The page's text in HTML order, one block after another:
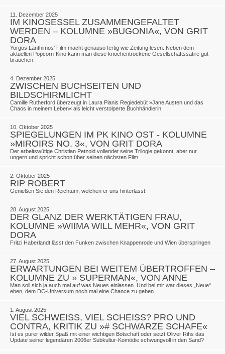
11. Dezember 2025
IM KINOSESSEL ZUSAMMENGEFALTET
WERDEN – KOLUMNE »BUGONIA«, VON GRIT
DORA
Yorgos Lanthimos’ Film macht genauso fertig wie Zeitung ­lesen. Neben dem
aktuellen Popcorn-Kino kann man diese knochentrockene Gesellschaftssatire gut
brauchen.
4. Dezember 2025
ZWISCHEN BUCHSEITEN UND
BILDSCHIRMLICHT
Camille Rutherford überzeugt in Laura Pianis Regiedebüt »Jane Austen und das
Chaos in meinem Leben« als leicht verstolperte Buchhändlerin
10. Oktober 2025
SPIEGELUNGEN IM PK KINO OST - KOLUMNE
»MIROIRS NO. 3«, VON GRIT DORA
Der arbeitswütige Christian Petzold vollendet seine Trilogie gekonnt, aber nur
ungern und spricht schon über seinen nächsten Film
2. Oktober 2025
RIP ROBERT
Genießen Sie den Reichtum, welchen er uns hinterlässt.
28. August 2025
DER GLANZ DER WERKTÄTIGEN FRAU,
KOLUMNE »WIIMA WILL MEHR«, VON GRIT
DORA
Fritzi Haberlandt lässt den Funken zwischen Knappenrode und Wien überspringen
27. August 2025
ERWARTUNGEN BEI WEITEM ÜBERTROFFEN –
KOLUMNE ZU » SUPERMAN«, VON ANNE
Man soll sich ja auch mal auf was Neues einlassen. Und bei mir war dieses „Neue“
eben, dem DC-Universum noch mal eine Chance zu geben.
1. August 2025
VIEL SCHWEISS, VIEL SCHEISS? PRO UND C
ONTRA, KRITIK ZU »# SCHWARZE SCHAFE«
Ist es purer wilder Spaß mit einer wichtigen Botschaft oder setzt Oliver Rihs das
Update seiner legendären 2006er Subkultur-Komödie schwungvoll in den Sand?